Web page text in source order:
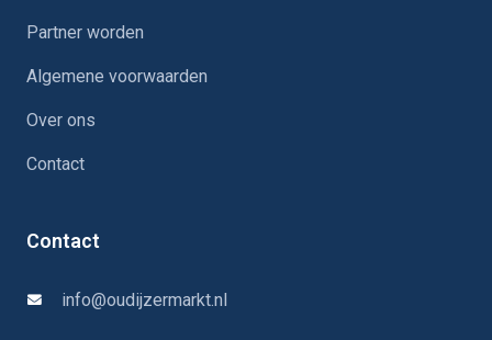
Partner worden
Algemene voorwaarden
Over ons
Contact
Contact
info@oudijzermarkt.nl